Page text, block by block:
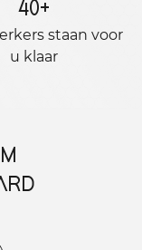
40+
staan ​​voor
u klaar